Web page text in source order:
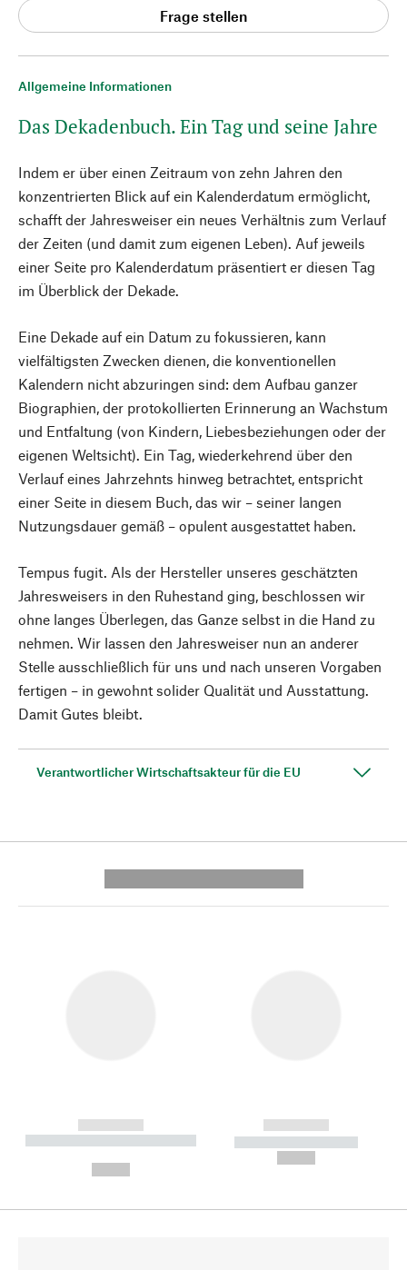
Allgemeine Informationen
Das Dekadenbuch. Ein Tag und seine Jahre
Indem er über einen Zeitraum von zehn Jahren den
konzentrierten Blick auf ein Kalenderdatum ermöglicht,
schafft der Jahresweiser ein neues Verhältnis zum Verlauf
der Zeiten (und damit zum eigenen Leben). Auf jeweils
einer Seite pro Kalenderdatum präsentiert er diesen Tag
im Überblick der Dekade.
Eine Dekade auf ein Datum zu fokussieren, kann
vielfältigsten Zwecken dienen, die konventionellen
Kalendern nicht abzuringen sind: dem Aufbau ganzer
Biographien, der protokollierten Erinnerung an Wachstum
und Entfaltung (von Kindern, Liebesbeziehungen oder der
eigenen Weltsicht). Ein Tag, wiederkehrend über den
Verlauf eines Jahrzehnts hinweg betrachtet, entspricht
einer Seite in diesem Buch, das wir – seiner langen
Nutzungsdauer gemäß – opulent ausgestattet haben.
Tempus fugit. Als der Hersteller unseres geschätzten
Jahresweisers in den Ruhestand ging, beschlossen wir
ohne langes Überlegen, das Ganze selbst in die Hand zu
nehmen. Wir lassen den Jahresweiser nun an anderer
Stelle ausschließlich für uns und nach unseren Vorgaben
fertigen – in gewohnt solider Qualität und Ausstattung.
Damit Gutes bleibt.
Verantwortlicher Wirtschaftsakteur für die EU
Frage stellen
------------
----------- ----------- --------
------------
----------- -----------